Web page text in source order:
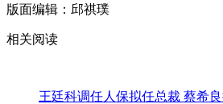
版面编辑：邱祺璞
相关阅读
王廷科调任人保拟任总裁 蔡希